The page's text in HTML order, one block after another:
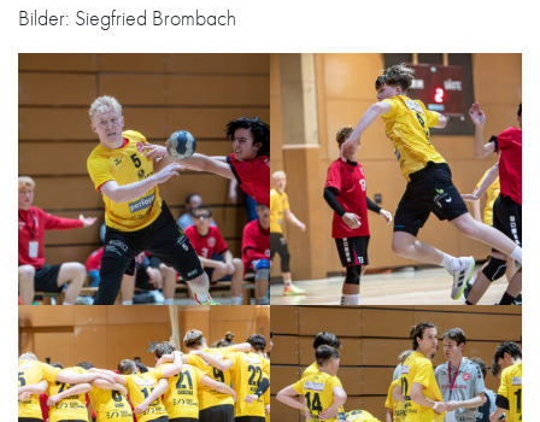
Bilder: Siegfried Brombach